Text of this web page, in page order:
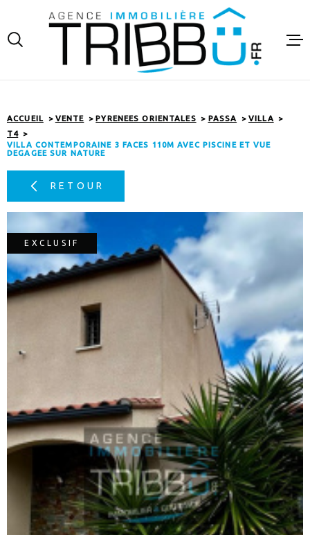
lamenu
contenu
VENTES
ACCUEIL VENTE PYRENEES ORIENTALES PASSA
VILLA
T4
VILLA CONTEMPORAINE 3 FACES 110M AVEC PISCINE ET VUE
DEGAGEE SUR NATURE
RETOUR
EXCLUSIF